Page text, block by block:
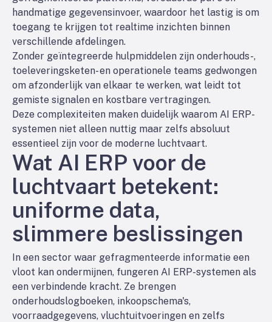
handmatige gegevensinvoer, waardoor het lastig is om
toegang te krijgen tot realtime inzichten binnen
verschillende afdelingen.
Zonder geïntegreerde hulpmiddelen zijn onderhouds-,
toeleveringsketen- en operationele teams gedwongen
om afzonderlijk van elkaar te werken, wat leidt tot
gemiste signalen en kostbare vertragingen.
Deze complexiteiten maken duidelijk waarom AI ERP-
systemen niet alleen nuttig maar zelfs absoluut
essentieel zijn voor de moderne luchtvaart.
Wat AI ERP voor de
luchtvaart betekent:
uniforme data,
slimmere beslissingen
In een sector waar gefragmenteerde informatie een
vloot kan ondermijnen, fungeren AI ERP-systemen als
een verbindende kracht. Ze brengen
onderhoudslogboeken, inkoopschema's,
voorraadgegevens, vluchtuitvoeringen en zelfs